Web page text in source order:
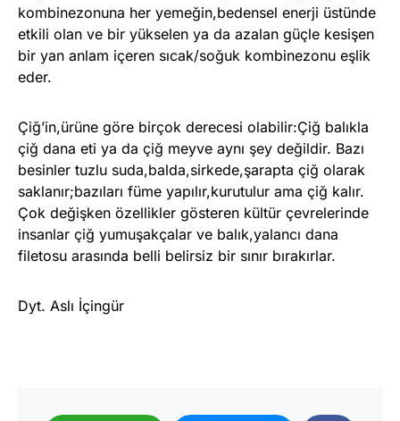
kombinezonuna her yemeğin,bedensel enerji üstünde
etkili olan ve bir yükselen ya da azalan güçle kesişen
bir yan anlam içeren sıcak/soğuk kombinezonu eşlik
eder.
Çiğ’in,ürüne göre birçok derecesi olabilir:Çiğ balıkla
çiğ dana eti ya da çiğ meyve aynı şey değildir. Bazı
besinler tuzlu suda,balda,sirkede,şarapta çiğ olarak
saklanır;bazıları füme yapılır,kurutulur ama çiğ kalır.
Çok değişken özellikler gösteren kültür çevrelerinde
insanlar çiğ yumuşakçalar ve balık,yalancı dana
filetosu arasında belli belirsiz bir sınır bırakırlar.
Dyt. Aslı İçingür